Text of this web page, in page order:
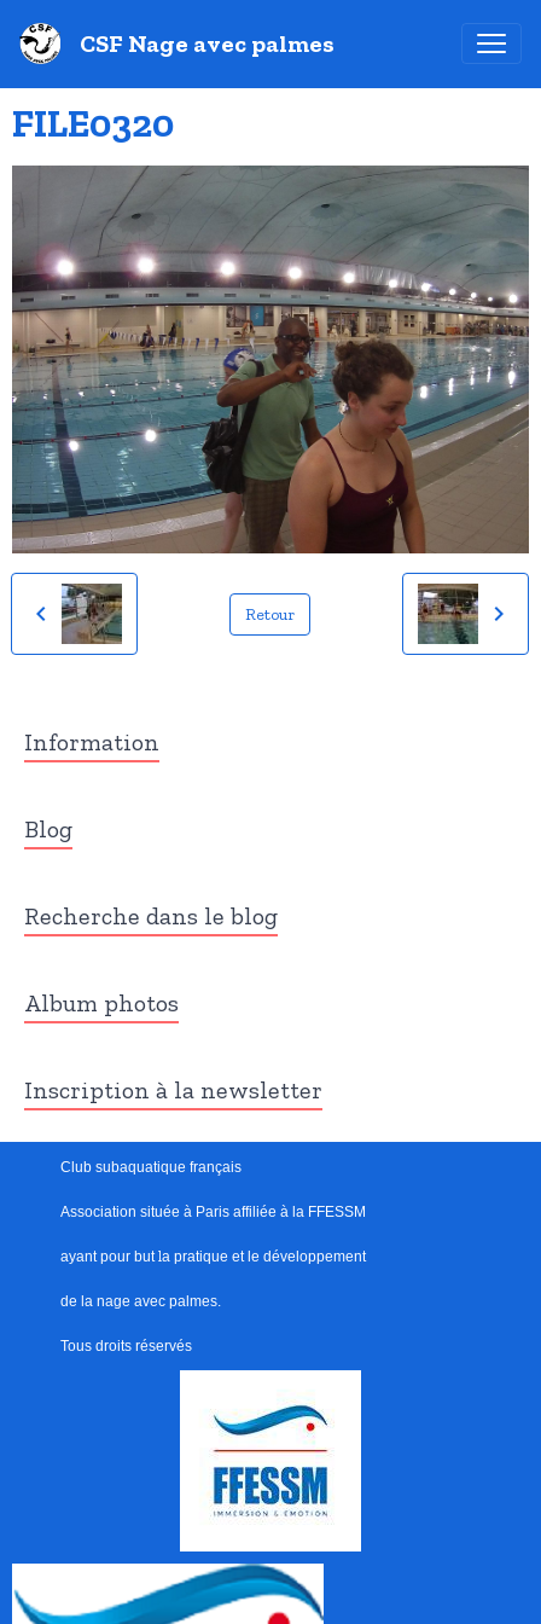
CSF Nage avec palmes
FILE0320
Retour
Information
Blog
Recherche dans le blog
Album photos
Inscription à la newsletter
Club subaquatique français
Association située à Paris affiliée à la FFESSM
ayant pour but la pratique et le développement
de la nage avec palmes.
Tous droits réservés